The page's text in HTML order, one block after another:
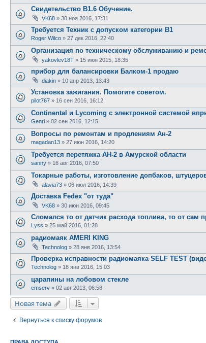
Свидетельство В1.6 Обучение.
VK68 » 30 ноя 2016, 17:31
Требуется Техник с допуском категории В1
Roger Wilco » 27 дек 2016, 22:40
Организация по техническому обслуживанию и
yakovlev18T » 15 июн 2015, 18:35
прибор для балансировки Балком-1 продаю
diakin » 10 апр 2013, 13:43
Установка зажигания. Помогите советом.
pilot767 » 16 сен 2016, 16:12
Continental и Lycoming с электронной системой
Genri » 02 сен 2016, 12:15
Вопросы по ремонтам и продлениям Ан-2
magadan13 » 27 июн 2016, 14:20
Требуется перетяжка АН-2 в Амурской области
sanny » 16 авг 2016, 07:50
Токарные работы, изготовление допбаков,
alavia73 » 06 июл 2016, 14:39
Доставка Fedex "от туда"
VK68 » 30 июн 2016, 09:45
Сломался то от датчик расхода топлива, то от сам
Lyss » 25 май 2016, 01:28
радиомаяк AMERI KING
Technolog » 28 янв 2016, 13:54
Проверка исправности радиомаяка SELF TEST
Technolog » 18 янв 2016, 15:03
царапины на лобовом стекле
emserv » 02 авг 2013, 06:58
Новая тема
Вернуться к списку форумов